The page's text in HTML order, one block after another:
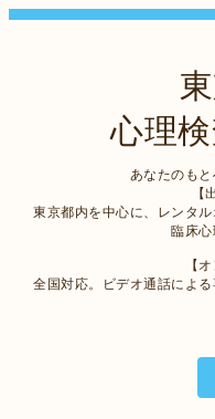
心理
あなたのもと
【
東京都内を中心に、レンタ
臨床心
【
全国対応。ビデオ通話によ